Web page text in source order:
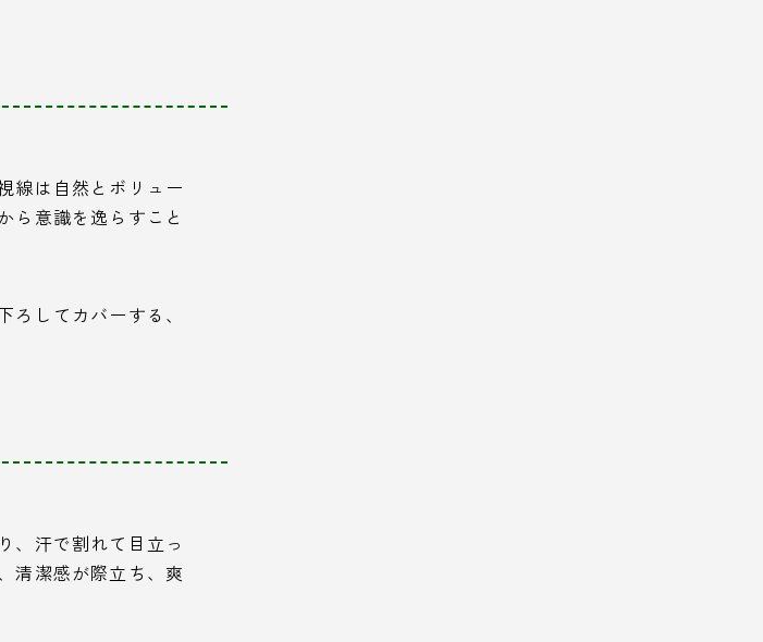
線は自然とボリュー
ら意識を逸らすこと
してカバーする、
、汗で割れて目立っ
清潔感が際立ち、爽